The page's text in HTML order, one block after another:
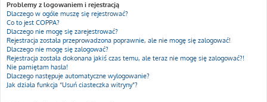
Problemy z logowaniem i rejestracją
Dlaczego w ogóle muszę się rejestrować?
Co to jest COPPA?
Dlaczego nie mogę się zarejestrować?
Rejestracja została przeprowadzona poprawnie, ale nie mogę się zalogować!
Dlaczego nie mogę się zalogować?
Rejestracja została dokonana jakiś czas temu, ale teraz nie mogę się zalogować?!
Nie pamiętam hasła!
Dlaczego następuje automatyczne wylogowanie?
Jak działa funkcja “Usuń ciasteczka witryny”?